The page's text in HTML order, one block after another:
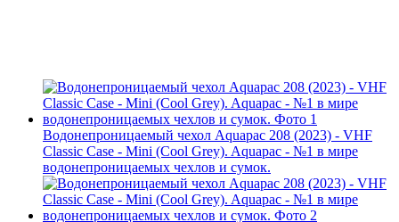
Водонепроницаемый чехол Aquapac 208 (2023) - VHF
Classic Case - Mini (Cool Grey). Aquapac - №1 в мире
водонепроницаемых чехлов и сумок.